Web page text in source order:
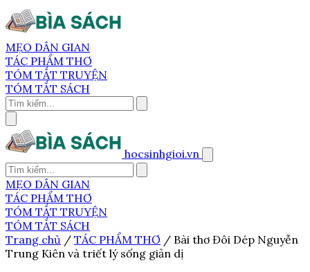
MẸO DÂN GIAN
TÁC PHẨM THƠ
TÓM TẮT TRUYỆN
TÓM TẮT SÁCH
hocsinhgioi.vn
MẸO DÂN GIAN
TÁC PHẨM THƠ
TÓM TẮT TRUYỆN
TÓM TẮT SÁCH
Trang chủ / TÁC PHẨM THƠ / Bài thơ Đôi Dép Nguyễn
Trung Kiên và triết lý sống giản dị